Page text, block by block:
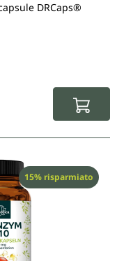
DRCaps®
Sconto
15% risparmiato